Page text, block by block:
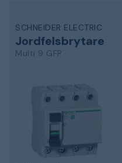
SCHNEIDER ELECTRIC
Jordfelsbrytare
Multi 9 GFP